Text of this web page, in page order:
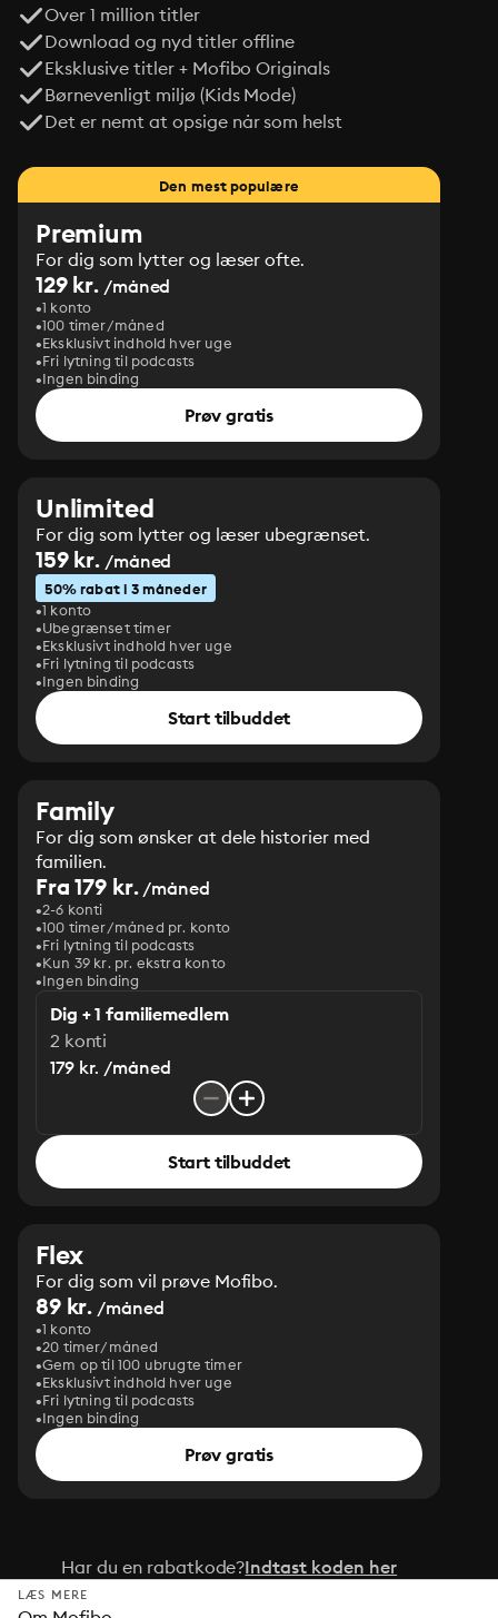
Over 1 million titler
Download og nyd titler offline
Eksklusive titler + Mofibo Originals
Børnevenligt miljø (Kids Mode)
Det er nemt at opsige når som helst
Den mest populære
Premium
For dig som lytter og læser ofte.
129 kr. /måned
1 konto
100 timer/måned
Eksklusivt indhold hver uge
Fri lytning til podcasts
Ingen binding
Prøv gratis
Unlimited
For dig som lytter og læser ubegrænset.
159 kr. /måned
50% rabat i 3 måneder
1 konto
Ubegrænset timer
Eksklusivt indhold hver uge
Fri lytning til podcasts
Ingen binding
Start tilbuddet
Family
For dig som ønsker at dele historier med
familien.
Fra 179 kr./måned
2-6 konti
100 timer/måned pr. konto
Fri lytning til podcasts
Kun 39 kr. pr. ekstra konto
Ingen binding
Dig + 1 familiemedlem
2 konti
179 kr. /måned
Start tilbuddet
Flex
For dig som vil prøve Mofibo.
89 kr. /måned
1 konto
20 timer/måned
Gem op til 100 ubrugte timer
Eksklusivt indhold hver uge
Fri lytning til podcasts
Ingen binding
Prøv gratis
Har du en rabatkode?Indtast koden her
LÆS MERE